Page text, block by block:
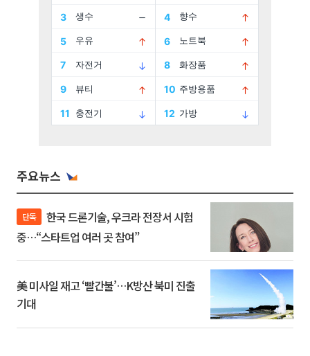
주요뉴스
단독
중…“스타트업 여러 곳 참여”
美 미사일 재고 ‘빨간불’…K방산 북미 진출
기대